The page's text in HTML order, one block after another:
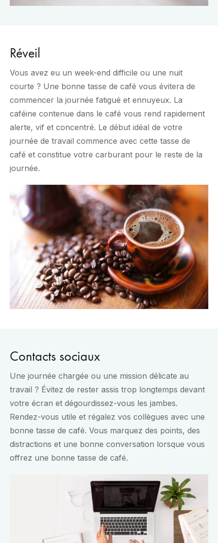
Réveil
Vous avez eu un week-end difficile ou une nuit
courte ? Une bonne tasse de café vous évitera de
commencer la journée fatigué et ennuyeux. La
caféine contenue dans le café vous rend rapidement
alerte, vif et concentré. Le début idéal de votre
journée de travail commence avec cette tasse de
café et constitue votre carburant pour le reste de la
journée.
Contacts sociaux
Une journée chargée ou une mission délicate au
travail ? Évitez de rester assis trop longtemps devant
votre écran et dégourdissez-vous les jambes.
Rendez-vous utile et régalez vos collègues avec une
bonne tasse de café. Vous marquez des points, des
distractions et une bonne conversation lorsque vous
offrez une bonne tasse de café.